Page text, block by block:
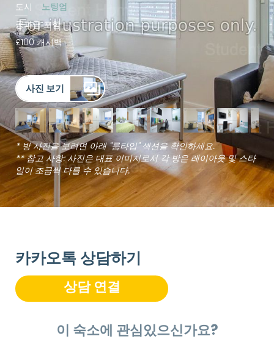
도시
노팅엄
공과금 포함
£100 캐시백
사진 보기
* 방 사진을 보려면 아래 "룸타입" 섹션을 확인하세요.
** 참고 사항: 사진은 대표 이미지로서 각 방은 레이아웃 및 스타
일이 조금씩 다를 수 있습니다.
카카오톡 상담하기
상담 연결
이 숙소에 관심있으신가요?